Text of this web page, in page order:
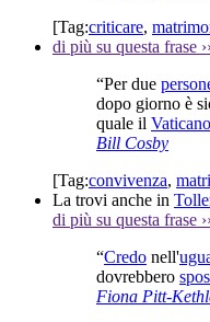
[Tag:criticare,
di più su questa frase
“Per due
dopo giorno è
quale il Vaticano
Bill Cosby
[Tag:convivenza,
La trovi anche in
di più su questa frase
“Credo nell'
dovrebbero
Fiona Pitt-